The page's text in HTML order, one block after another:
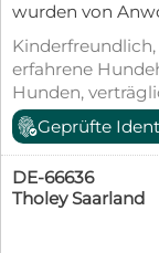
wurden von
wurden sie
warten sie auf
auf eine
Nach
angekommen.
sich mit den
Leine und
Menschen sind
aber wenn sie
erfahrene
Hunden,
geimpft (mind.
gechipt, mit EU-
Tierschutzgesetz
Geprüfte
DE-66636
Tholey Saarland